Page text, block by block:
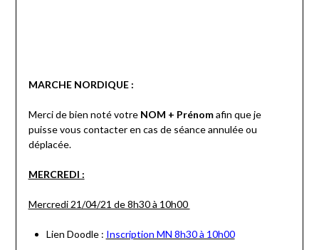
MARCHE NORDIQUE :
Merci de bien noté votre NOM + Prénomafin que je
puisse vous contacter en cas de séance annulée ou
déplacée.
MERCREDI :
Mercredi 21/04/21 de 8h30 à 10h00
Lien Doodle : Inscription MN 8h30 à 10h00